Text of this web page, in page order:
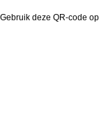
Gebruik deze QR-code